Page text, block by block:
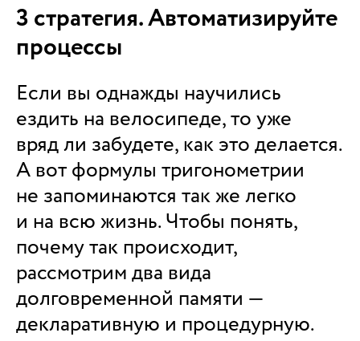
3 стратегия. Автоматизируйте
процессы
Если вы однажды научились
ездить на велосипеде, то уже
вряд ли забудете, как это делается.
А вот формулы тригонометрии
не запоминаются так же легко
и на всю жизнь. Чтобы понять,
почему так происходит,
рассмотрим два вида
долговременной памяти —
декларативную и процедурную.